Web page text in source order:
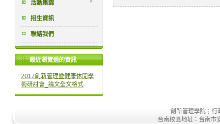
活動集錦
招生資訊
聯絡我們
最近瀏覽過的資訊
2017創新管理暨健康休閒學
術研討會_論文全文格式
創新管理學院；
台南校區地址：台南市